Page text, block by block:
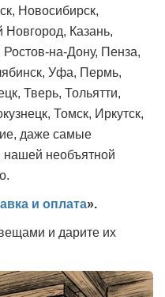
Новосибирск,
Казань,
на-Дону, Пенза,
Уфа, Пермь,
Тверь, Тольятти,
Томск, Иркутск,
даже самые
нашей необъятной
и оплата».
и дарите их